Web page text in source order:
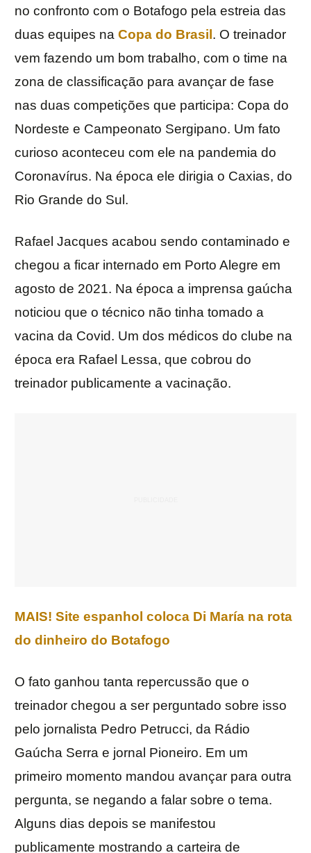
no confronto com o Botafogo pela estreia das
duas equipes na Copa do Brasil . O treinador
vem fazendo um bom trabalho, com o time na
zona de classificação para avançar de fase
nas duas competições que participa: Copa do
Nordeste e Campeonato Sergipano. Um fato
curioso aconteceu com ele na pandemia do
Coronavírus. Na época ele dirigia o Caxias, do
Rio Grande do Sul.
Rafael Jacques acabou sendo contaminado e
chegou a ficar internado em Porto Alegre em
agosto de 2021. Na época a imprensa gaúcha
noticiou que o técnico não tinha tomado a
vacina da Covid. Um dos médicos do clube na
época era Rafael Lessa, que cobrou do
treinador publicamente a vacinação.
MAIS! Site espanhol coloca Di María na rota
do dinheiro do Botafogo
O fato ganhou tanta repercussão que o
treinador chegou a ser perguntado sobre isso
pelo jornalista Pedro Petrucci, da Rádio
Gaúcha Serra e jornal Pioneiro. Em um
primeiro momento mandou avançar para outra
pergunta, se negando a falar sobre o tema.
Alguns dias depois se manifestou
publicamente mostrando a carteira de